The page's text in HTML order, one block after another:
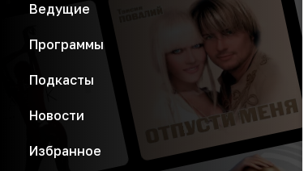
Ведущие
Программы
Подкасты
Новости
Избранное